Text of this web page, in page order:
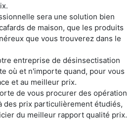
sera une solution bien
de maison, que les produits
que vous trouverez dans le
entreprise de désinsectisation
où et n'importe quand, pour vous
et au meilleur prix.
de vous procurer des opération
des prix particulièrement étudiés,
du meilleur rapport qualité prix.